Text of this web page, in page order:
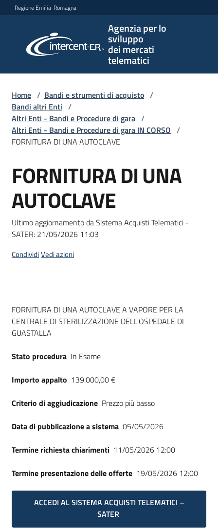
Vai al contenuto
Vai alla navigazione
Vai al footer
Regione Emilia-Romagna
Agenzia per lo
sviluppo
dei mercati
telematici
per lo
sviluppo
telematici
L'Agenzia
Bandi
strumenti
acquisto
telematiche
English
site
su
Home / Bandi e strumenti di acquisto /
Bandi altri Enti /
Altri Enti - Bandi e Procedure di gara /
Altri Enti - Bandi e Procedure di gara IN CORSO /
FORNITURA DI UNA AUTOCLAVE
Salta al contenuto
FORNITURA DI UNA
AUTOCLAVE
Ultimo aggiornamento da Sistema Acquisti Telematici -
SATER: 21/05/2026 11:03
CondividiVedi azioni
Dati del bando
FORNITURA DI UNA AUTOCLAVE A VAPORE PER LA
CENTRALE DI STERILIZZAZIONE DELL'OSPEDALE DI
GUASTALLA
Stato procedura In Esame
Importo appalto 139.000,00 €
Criterio di aggiudicazione Prezzo più basso
Data di pubblicazione a sistema 05/05/2026
Termine richiesta chiarimenti 11/05/2026 12:00
Termine presentazione delle offerte 19/05/2026 12:00
ACCEDI AL SISTEMA ACQUISTI TELEMATICI –
SATER